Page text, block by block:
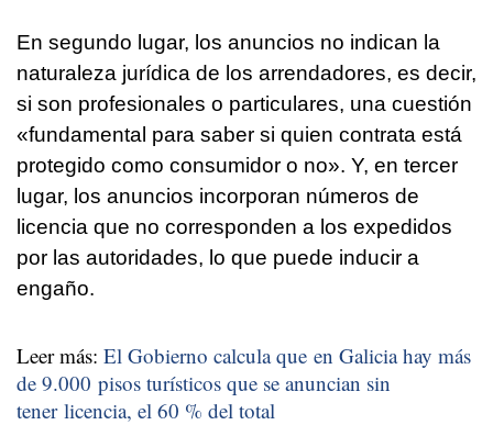
En segundo lugar, los anuncios no indican la
naturaleza jurídica de los arrendadores, es decir,
si son profesionales o particulares, una cuestión
«fundamental para saber si quien contrata está
protegido como consumidor o no». Y, en tercer
lugar, los anuncios incorporan números de
licencia que no corresponden a los expedidos
por las autoridades, lo que puede inducir a
engaño.
Leer más: El Gobierno calcula que en Galicia hay más
de 9.000 pisos turísticos que se anuncian sin
tener licencia, el 60 % del total